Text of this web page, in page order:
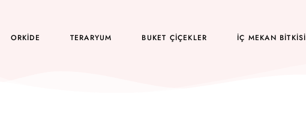
ORKIDE TERARYUM BUKET ÇIÇEKLER İÇ MEKAN BITKISI